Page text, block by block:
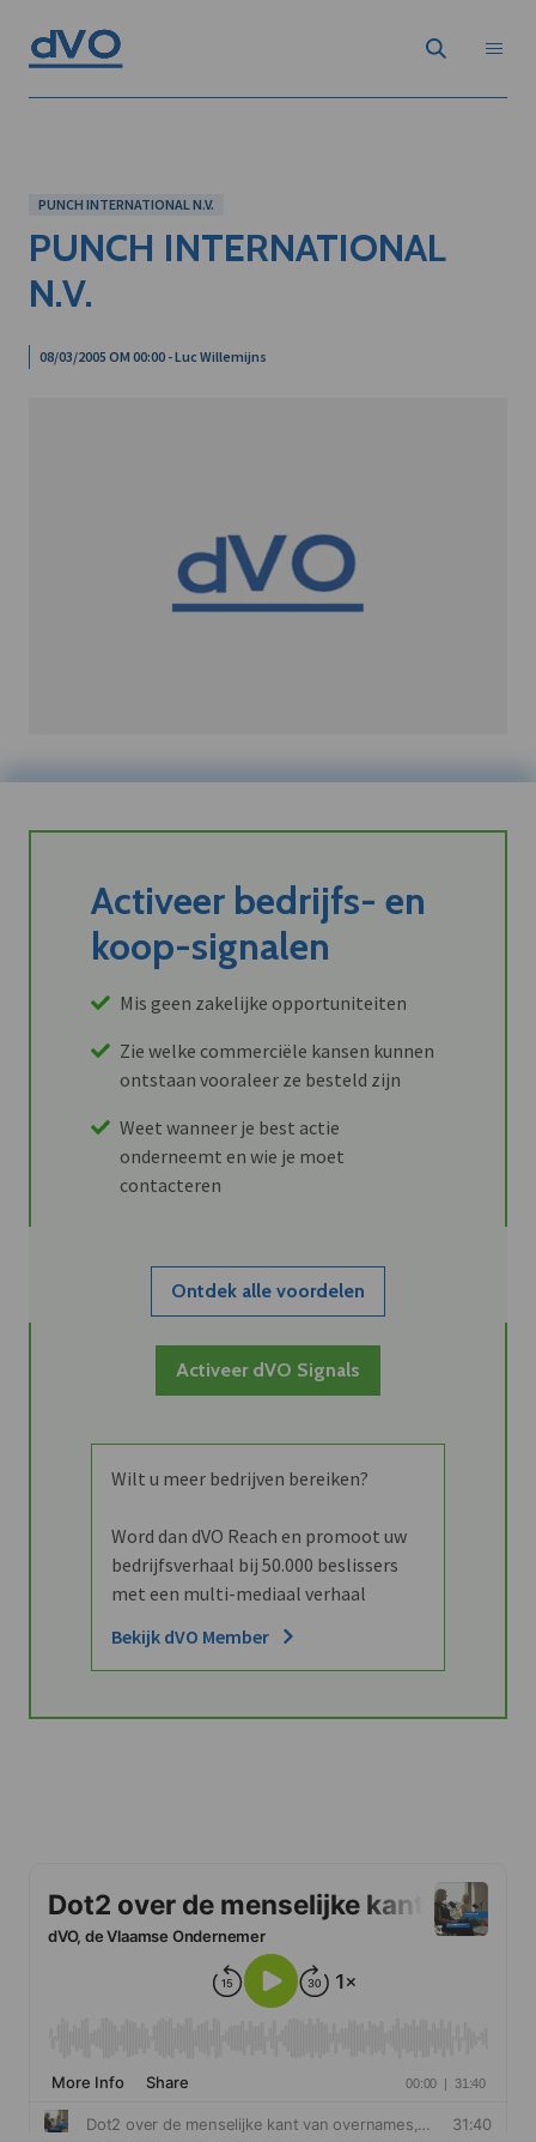
PUNCH INTERNATIONAL N.V.
PUNCH INTERNATIONAL
N.V.
08/03/2005 OM 00:00 - Luc Willemijns
Activeer bedrijfs- en
koop-signalen
Mis geen zakelijke opportuniteiten
Zie welke commerciële kansen kunnen
ontstaan vooraleer ze besteld zijn
Weet wanneer je best actie
onderneemt en wie je moet
contacteren
Ontdek alle voordelen
Activeer dVO Signals
Wilt u meer bedrijven bereiken?
Word dan dVO Reach en promoot uw
bedrijfsverhaal bij 50.000 beslissers
met een multi-mediaal verhaal
Bekijk dVO Member